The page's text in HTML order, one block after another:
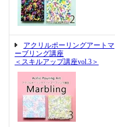
アクリルポーリングアートマ
ーブリング講座
＜スキルアップ講座vol.3＞